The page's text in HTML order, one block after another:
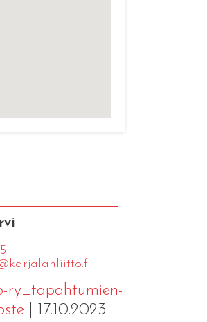
ry_tapahtumien-
| 17.10.2023